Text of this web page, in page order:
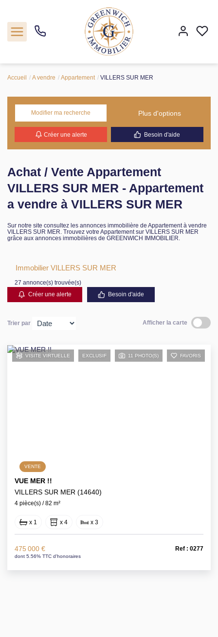
Programmes neufs
Estimer
Notre agence
Nos actualités
Accueil A vendre Appartement VILLERS SUR MER
Modifier ma recherche Plus d'options
Créer une alerte Besoin d'aide
Achat / Vente Appartement
VILLERS SUR MER - Appartement
a vendre à VILLERS SUR MER
Sur notre site consultez les annonces immobilière de Appartement à vendre
VILLERS SUR MER. Trouvez votre Appartement sur VILLERS SUR MER
grâce aux annonces immobilières de GREENWICH IMMOBILIER.
Immobilier VILLERS SUR MER
27 annonce(s) trouvée(s)
Créer une alerte
Besoin d'aide
Trier par Afficher la carte
VISITE VIRTUELLE EXCLUSIF 11 PHOTO(S) FAVORIS
VENTE
VUE MER !!
VILLERS SUR MER (14640)
4 pièce(s) / 82 m²
x 1 x 4 x 3
475 000 €
dont 5.56% TTC d'honoraires
Ref : 0277